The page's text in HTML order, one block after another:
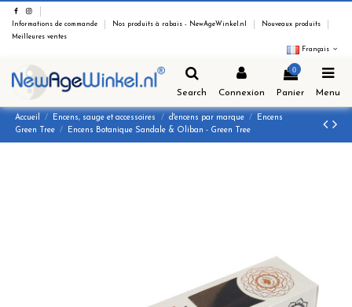
Informations de commande Nos produits à rabais - NewAgeWinkel.nl
Nouveaux produits
Meilleures ventes
Français
Search Connexion
0
Panier Menu
Accueil Encens, sauge et accessoires d'encens par marque
Encens
Green Tree
Encens Botanique Sandale & Oliban - Green Tree